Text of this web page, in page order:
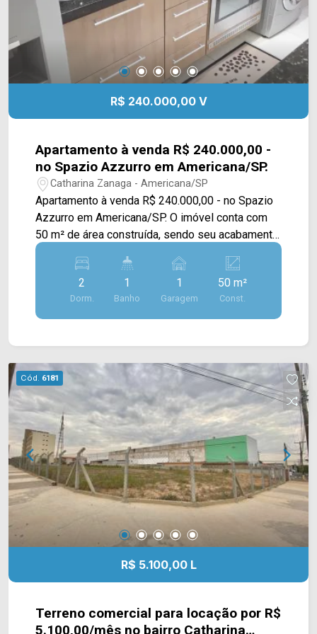
R$ 240.000,00 V
Apartamento à venda R$ 240.000,00 -
no Spazio Azzurro em Americana/SP.
Catharina Zanaga - Americana/SP
Apartamento à venda R$ 240.000,00 - no Spazio
Azzurro em Americana/SP. O imóvel conta com
50 m² de área construída, sendo seu acabamento
em piso frio, armários, cozinha com com forno e
cooktop e área de serviço coberta. > 02
dormitórios; > 01 banheiro social; > 01 vaga de
garagem. Localizado próximo ao Poupatempo de
Americana, supermercados, farmácias, postos de
visita, entre em contato conosco: Telefone e
Whatsapp Arbix: (19) 3475-4546
2
Dorm.
1
Banho
1
Garagem
50 m²
Const.
Cód. 6181
R$ 5.100,00 L
Terreno comercial para locação por R$
5.100,00/mês no bairro Catharina